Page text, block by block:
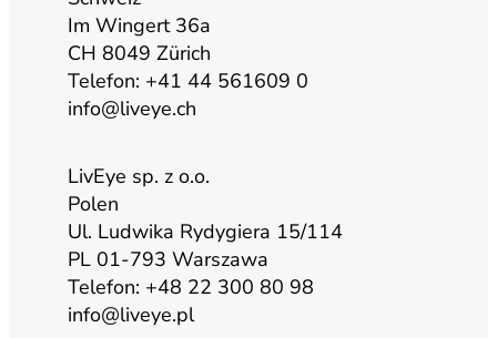
m
Im Wingert 36a
CH 8049 Zürich
Telefon: +41 44 561609 0
info@liveye.ch
LivEye sp. z o.o.
Polen
Ul. Ludwika Rydygiera 15/114
PL 01-793 Warszawa
Telefon: +48 22 300 80 98
info@liveye.pl